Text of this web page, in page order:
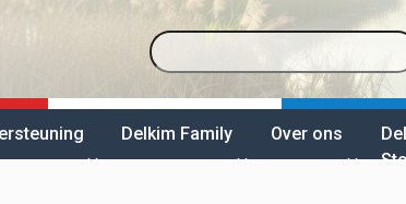
Delkim Family Over ons